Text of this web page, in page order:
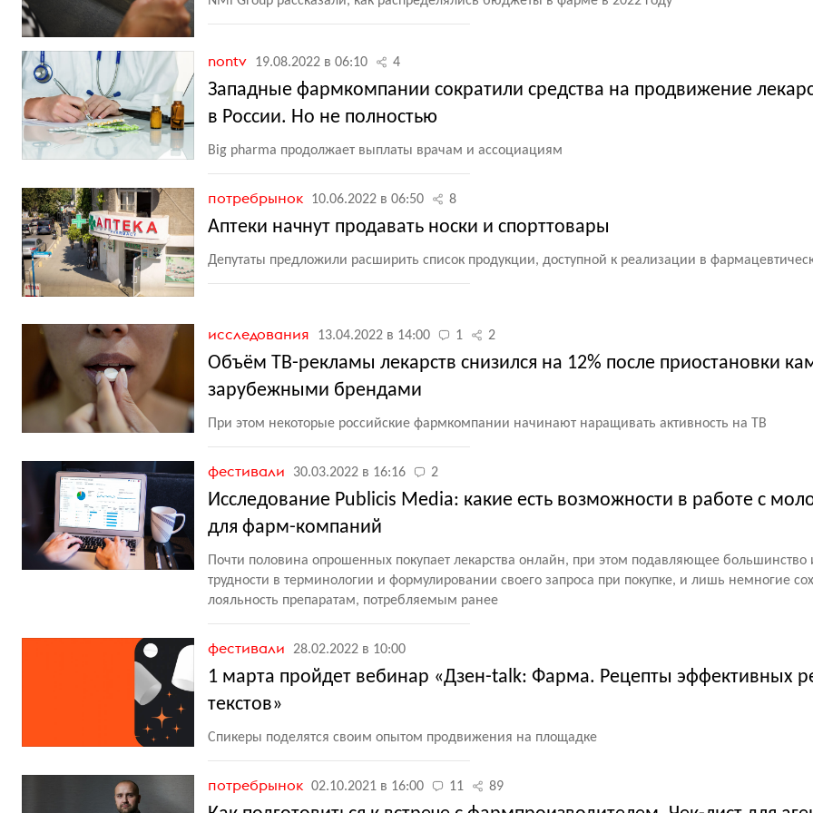
nontv 19.08.2022 в 06:10 4
Западные фармкомпании сократили средства на продвижение
в России. Но не полностью
Big pharma продолжает выплаты врачам и ассоциациям
потребрынок 10.06.2022 в 06:50 8
Аптеки начнут продавать носки и спорттовары
Депутаты предложили расширить список продукции, доступной к реализации в
исследования 13.04.2022 в 14:00 1 2
Объём ТВ-рекламы лекарств снизился на 12% после приостановки
зарубежными брендами
При этом некоторые российские фармкомпании начинают наращивать активность на ТВ
фестивали 30.03.2022 в 16:16 2
Исследование Publicis Media: какие есть возможности в работе с
для фарм-компаний
Почти половина опрошенных покупает лекарства онлайн, при этом подавляющее большинство
трудности в терминологии и формулировании своего запроса при покупке, и лишь немногие
лояльность препаратам, потребляемым ранее
фестивали 28.02.2022 в 10:00
1 марта пройдет вебинар «Дзен-talk: Фарма. Рецепты эффективных
текстов»
Спикеры поделятся своим опытом продвижения на площадке
потребрынок 02.10.2021 в 16:00 11 89